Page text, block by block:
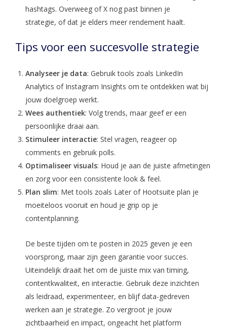
hashtags. Overweeg of X nog past binnen je
strategie, of dat je elders meer rendement haalt.
Tips voor een succesvolle strategie
Analyseer je data: Gebruik tools zoals LinkedIn
Analytics of Instagram Insights om te ontdekken wat bij
jouw doelgroep werkt.
Wees authentiek: Volg trends, maar geef er een
persoonlijke draai aan.
Stimuleer interactie: Stel vragen, reageer op
comments en gebruik polls.
Optimaliseer visuals: Houd je aan de juiste afmetingen
en zorg voor een consistente look & feel.
Plan slim: Met tools zoals Later of Hootsuite plan je
moeiteloos vooruit en houd je grip op je
contentplanning.
De beste tijden om te posten in 2025 geven je een
voorsprong, maar zijn geen garantie voor succes.
Uiteindelijk draait het om de juiste mix van timing,
contentkwaliteit, en interactie. Gebruik deze inzichten
als leidraad, experimenteer, en blijf data-gedreven
werken aan je strategie. Zo vergroot je jouw
zichtbaarheid en impact, ongeacht het platform